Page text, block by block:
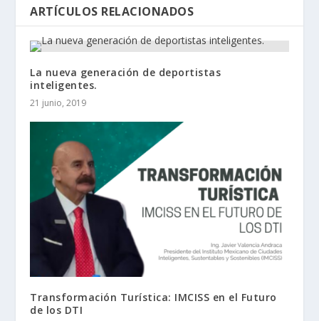
ARTÍCULOS RELACIONADOS
La nueva generación de deportistas
inteligentes.
21 junio, 2019
Transformación Turística: IMCISS en el Futuro
de los DTI